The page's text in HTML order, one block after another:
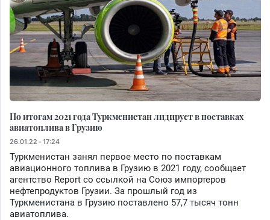
По итогам 2021 года Туркменистан лидирует в поставках
авиатоплива в Грузию
26.01.22 - 17:24
Туркменистан занял первое место по поставкам
авиационного топлива в Грузию в 2021 году, сообщает
агентство Report со ссылкой на Союз импортеров
нефтепродуктов Грузии. За прошлый год из
Туркменистана в Грузию поставлено 57,7 тысяч тонн
авиатоплива.